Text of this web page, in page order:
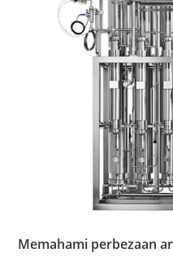
Memahami perbezaan